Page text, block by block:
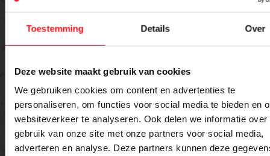
Toestemming Details Over
Deze website maakt gebruik van cookies
We gebruiken cookies om content en advertenties te
personaliseren, om functies voor social media te bieden en
websiteverkeer te analyseren. Ook delen we informatie over
gebruik van onze site met onze partners voor social media,
adverteren en analyse. Deze partners kunnen deze